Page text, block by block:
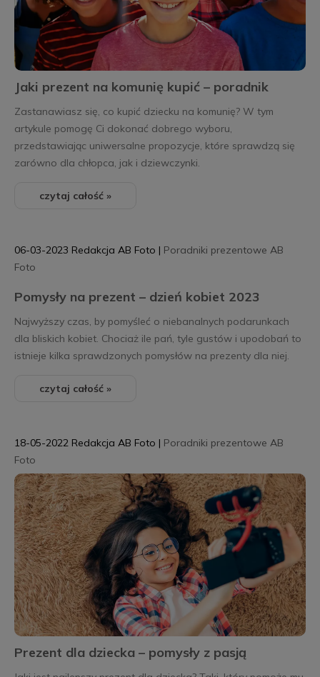
Jaki prezent na komunię kupić – poradnik
Zastanawiasz się, co kupić dziecku na komunię? W tym
artykule pomogę Ci dokonać dobrego wyboru,
przedstawiając uniwersalne propozycje, które sprawdzą się
zarówno dla chłopca, jak i dziewczynki.
czytaj całość »
Pomysły na prezent – dzień kobiet 2023
06-03-2023 Redakcja AB Foto | Poradniki prezentowe AB
Foto
Najwyższy czas, by pomyśleć o niebanalnych podarunkach
dla bliskich kobiet. Chociaż ile pań, tyle gustów i upodobań to
istnieje kilka sprawdzonych pomysłów na prezenty dla niej.
czytaj całość »
Prezent dla dziecka – pomysły z pasją
18-05-2022 Redakcja AB Foto | Poradniki prezentowe AB
Foto